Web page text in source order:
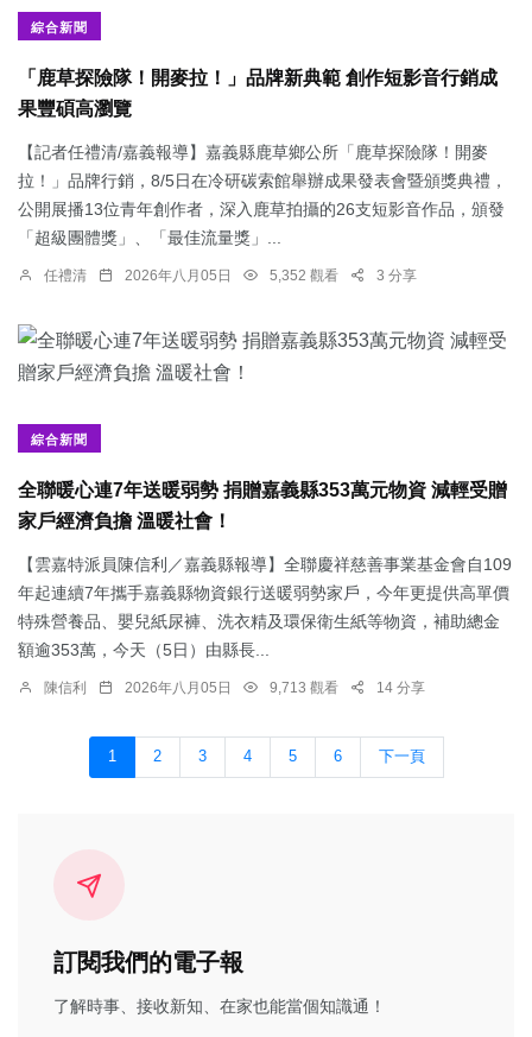
綜合新聞
「鹿草探險隊！開麥拉！」品牌新典範 創作短影音行銷成
果豐碩高瀏覽
【記者任禮清/嘉義報導】嘉義縣鹿草鄉公所「鹿草探險隊！開麥
拉！」品牌行銷，8/5日在冷研碳索館舉辦成果發表會暨頒獎典禮，
公開展播13位青年創作者，深入鹿草拍攝的26支短影音作品，頒發
「超級團體獎」、「最佳流量獎」...
任禮清 2026年八月05日 5,352 觀看 3 分享
綜合新聞
全聯暖心連7年送暖弱勢 捐贈嘉義縣353萬元物資 減輕受贈
家戶經濟負擔 溫暖社會！
【雲嘉特派員陳信利／嘉義縣報導】全聯慶祥慈善事業基金會自109
年起連續7年攜手嘉義縣物資銀行送暖弱勢家戶，今年更提供高單價
特殊營養品、嬰兒紙尿褲、洗衣精及環保衛生紙等物資，補助總金
額逾353萬，今天（5日）由縣長...
陳信利 2026年八月05日 9,713 觀看 14 分享
1 2 3 4 5 6 下一頁
訂閱我們的電子報
了解時事、接收新知、在家也能當個知識通！